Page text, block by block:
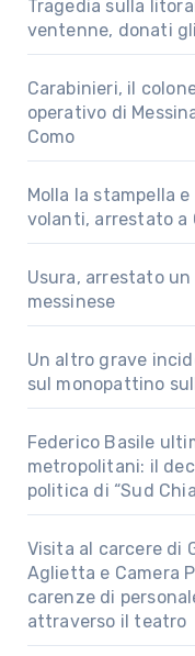
Tragedia sulla
ventenne, donati
Carabinieri, il
operativo di
Como
Molla la stampella
volanti, arrestato a
Usura, arrestato
messinese
Un altro grave
sul monopattino
Federico Basile
metropolitani: il
politica di “Sud
Visita al carcere di
Aglietta e Camera
carenze di
attraverso il teatro